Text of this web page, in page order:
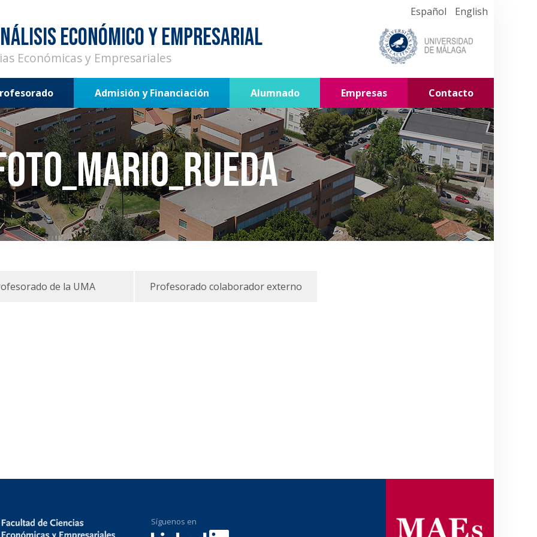
Español English
ECONÓMICO Y EMPRESARIAL
Económicas y Empresariales
Admisión y Financiación Alumnado Empresas Contacto
de la UMA Profesorado colaborador externo
Síguenos en